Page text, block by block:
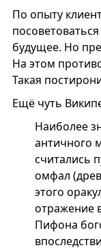
По опыту
будущее. Но
На этом
Такая
Ещё чуть
Наиболее
античного
считались
омфал
этого
отражение
Пифона